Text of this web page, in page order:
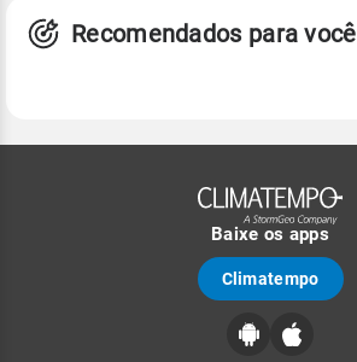
Recomendados para você
Baixe os apps
Climatempo